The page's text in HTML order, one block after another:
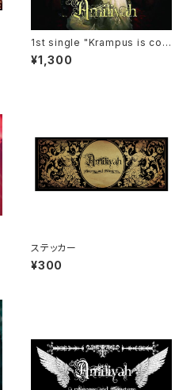
1st single "Krampus is com
ing to town"
¥1,300
ステッカー
¥300